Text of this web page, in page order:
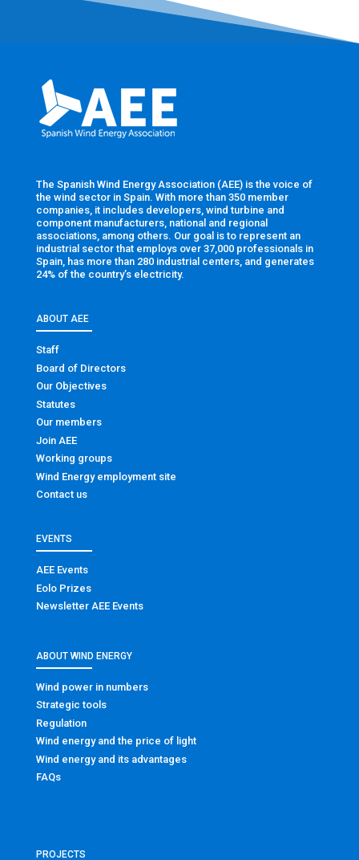
The Spanish Wind Energy Association (AEE) is the voice of
the wind sector in Spain. With more than 350 member
companies, it includes developers, wind turbine and
component manufacturers, national and regional
associations, among others. Our goal is to represent an
industrial sector that employs over 37,000 professionals in
Spain, has more than 280 industrial centers, and generates
24% of the country’s electricity.
ABOUT AEE
Staff
Board of Directors
Our Objectives
Statutes
Our members
Join AEE
Working groups
Wind Energy employment site
Contact us
EVENTS
AEE Events
Eolo Prizes
Newsletter AEE Events
ABOUT WIND ENERGY
Wind power in numbers
Strategic tools
Regulation
Wind energy and the price of light
Wind energy and its advantages
FAQs
PROJECTS